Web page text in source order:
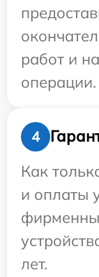
работ и
операции.
4
Как
и оплаты
лет.